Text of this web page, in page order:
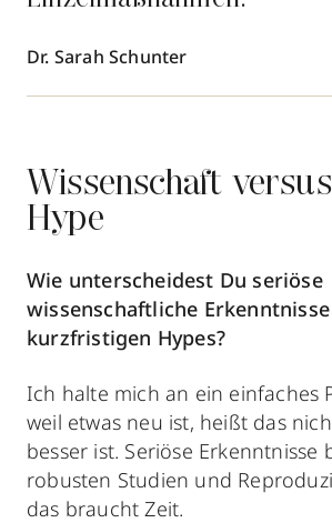
Dr. Sarah Schunter
Wissenschaft
Hype
Wie unterscheidest Du seriöse
wissenschaftliche
kurzfristigen Hypes?
Ich halte mich an ein einfaches
weil etwas neu ist, heißt das
besser ist. Seriöse Erkenntnisse
robusten Studien und
das braucht Zeit.